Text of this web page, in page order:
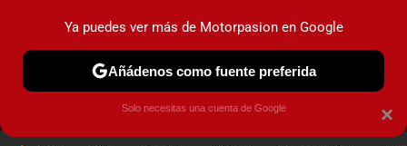
MENÚ NUEVO
COCHES ELÉCTRICOS OBSERVATORIO ×
Ya puedes ver más de Motorpasion en Google
Añádenos como fuente preferida
Solo necesitas una cuenta de Google